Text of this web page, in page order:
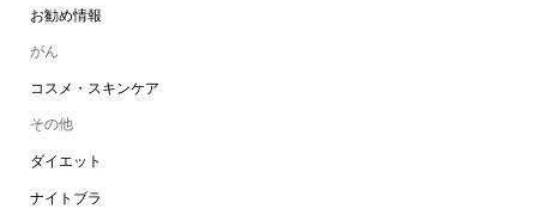
お勧め情報
がん
コスメ・スキンケア
その他
ダイエット
ナイトブラ